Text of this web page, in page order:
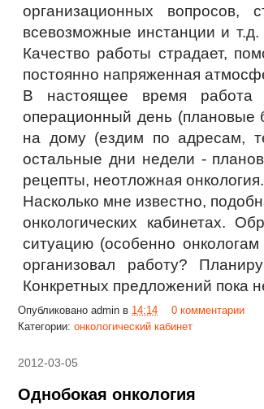
организационных вопросов,
всевозможные инстанции и
Качество работы страдает,
постоянно напряженная
В настоящее время работа
операционный день (плановые
на дому (ездим по адресам,
остальные дни недели -
рецепты, неотложная
Насколько мне известно,
онкологических кабинетах.
ситуацию (особенно
организовал работу?
Конкретных предложений пока
Опубликовано admin в 14:14
0 комментарии
Категории: онкологический кабинет
2012-03-05
Однобокая онкология